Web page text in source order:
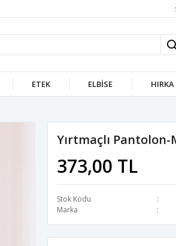
ETEK ELBISE HIRKA
Yırtmaçlı Pantolon-
373,00 TL
Stok Kodu
Marka